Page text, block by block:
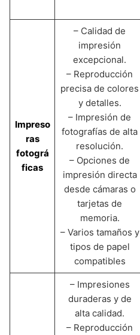
Impreso
ras
fotográ
ficas
– Calidad de
impresión
excepcional.
– Reproducción
precisa de colores
y detalles.
– Impresión de
fotografías de alta
resolución.
– Opciones de
impresión directa
desde cámaras o
tarjetas de
memoria.
– Varios tamaños y
tipos de papel
compatibles
– Impresiones
duraderas y de
alta calidad.
– Reproducción